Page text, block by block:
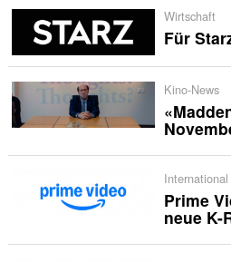
Wirtschaft
Für
Kino-News
International
Prime
neue K-